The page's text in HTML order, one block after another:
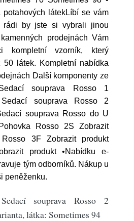
potahových látekLíbí se vám
rádi by jste si vybrali jinou
prodejnách Vám
kompletní vzorník, který
látek. Kompletní nabídka
Další komponenty ze
souprava Rosso 1
souprava Rosso 2
souprava Rosso do U
Rosso 2S Zobrazit
3F Zobrazit produkt
produkt •Nabídku e-
tým odborníků. Nákup u
peněženku.
souprava Rosso 2
látka: Sometimes 94